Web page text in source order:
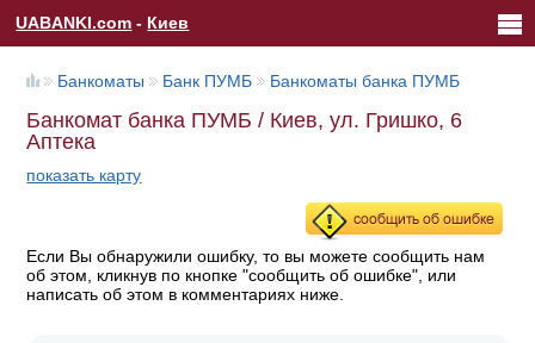
UABANKI.com - Киев
Банкоматы Банк ПУМБ Банкоматы банка ПУМБ
Банкомат банка ПУМБ / Киев, ул. Гришко, 6
Аптека
показать карту
Если Вы обнаружили ошибку, то вы можете сообщить нам
об этом, кликнув по кнопке "сообщить об ошибке", или
написать об этом в комментариях ниже.